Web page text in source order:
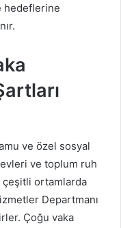
hedeflerine
ve özel sosyal
ve toplum ruh
çeşitli ortamlarda
Departmanı
Çoğu vaka